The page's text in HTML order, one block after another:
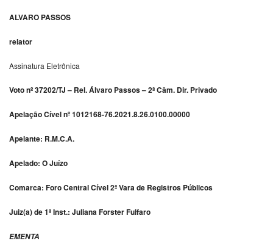
ALVARO PASSOS
relator
Assinatura Eletrônica
Voto nº 37202/TJ – Rel. Álvaro Passos – 2ª Câm. Dir. Privado
Apelação Cível nº 1012168-76.2021.8.26.0100.00000
Apelante: R.M.C.A.
Apelado: O Juízo
Comarca: Foro Central Cível 2ª Vara de Registros Públicos
Juiz(a) de 1ª Inst.: Juliana Forster Fulfaro
EMENTA